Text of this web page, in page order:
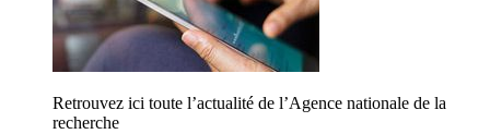
Retrouvez ici toute l’actualité de l’Agence nationale de la
recherche